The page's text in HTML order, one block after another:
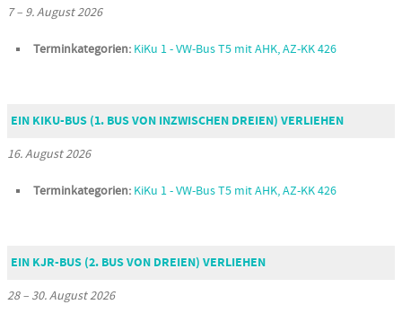
7– 9. August 2026
Terminkategorien: KiKu 1 - VW-Bus T5 mit AHK, AZ-KK 426
EIN KIKU-BUS (1. BUS VON INZWISCHEN DREIEN) VERLIEHEN
16. August 2026
Terminkategorien: KiKu 1 - VW-Bus T5 mit AHK, AZ-KK 426
EIN KJR-BUS (2. BUS VON DREIEN) VERLIEHEN
28– 30. August 2026